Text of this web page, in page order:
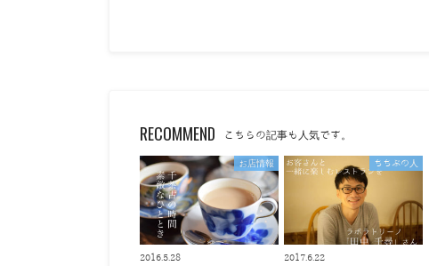
RECOMMEND こちらの記事も人気です。
お店情報
2016.5.28
ちちぶの人
2017.6.22